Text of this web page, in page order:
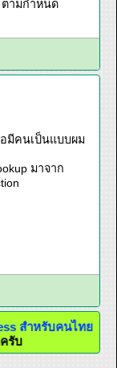
ตามกำหนด
มีคนเป็นแบบผม
มาจาก
สำหรับคนไทย
รับ